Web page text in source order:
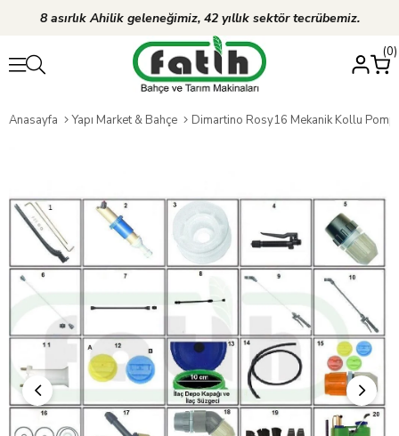
8 asırlık Ahilik geleneğimiz, 42 yıllık sektör tecrübemiz.
0
Anasayfa Yapı Market & Bahçe Dimartino Rosy16 Mekanik Kollu